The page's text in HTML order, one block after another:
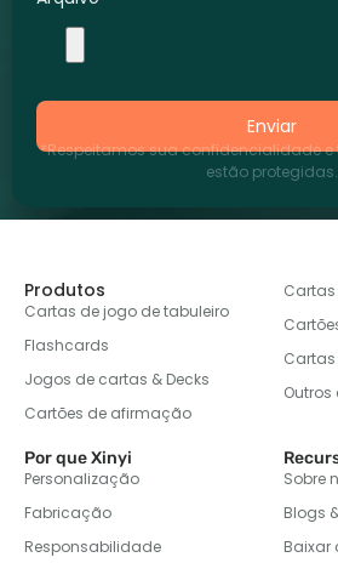
Enviar
*Respeitamos sua confidencialidade
estão protegidas.
Produtos
Cartas de jogo de tabuleiro
Flashcards
Jogos de cartas & Decks
Cartões de afirmação
Por que Xinyi
Personalização
Fabricação
Responsabilidade
Sobre
Blogs